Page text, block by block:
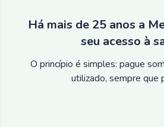
Há mais de 25 anos a
seu acesso à
O princípio é simples: pague
utilizado, sempre que